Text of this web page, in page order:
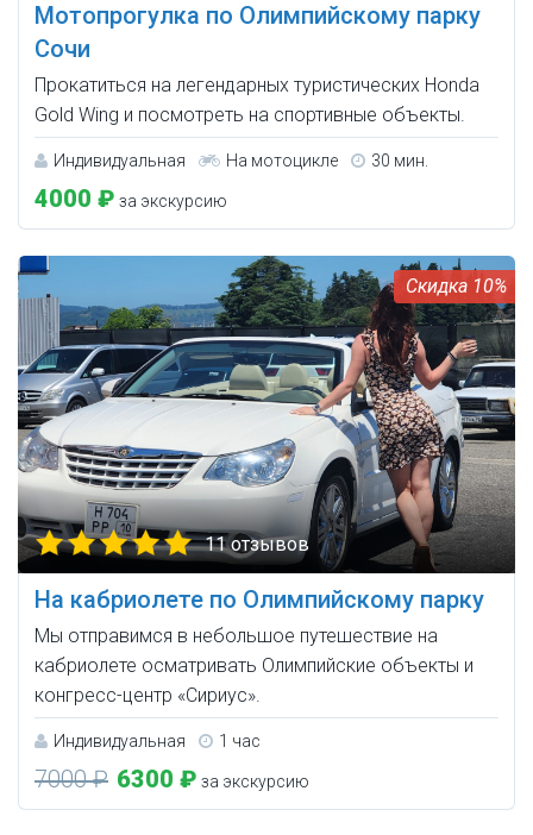
Мотопрогулка по Олимпийскому парку
Сочи
Прокатиться на легендарных туристических Honda
Gold Wing и посмотреть на спортивные объекты.
Индивидуальная На мотоцикле 30 мин.
4000 ₽ за экскурсию
10%
11 отзывов
На кабриолете по Олимпийскому парку
Мы отправимся в небольшое путешествие на
кабриолете осматривать Олимпийские объекты и
конгресс-центр «Сириус».
Индивидуальная 1 час
7000 ₽ 6300 ₽ за экскурсию